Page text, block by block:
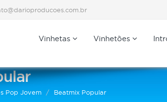
Vinhetas Vinhetões
Pop Jovem Beatmix Popular